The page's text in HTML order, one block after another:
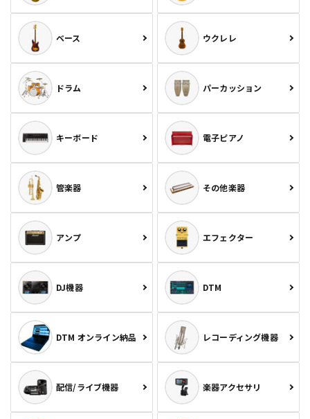
ベース ウクレレ
ドラム パーカッション
キーボード 電子ピアノ
管楽器 その他楽器
アンプ エフェクター
DJ機器 DTM
DTM オンライン納品 レコーディング機器
配信/ライブ機器 楽器アクセサリ